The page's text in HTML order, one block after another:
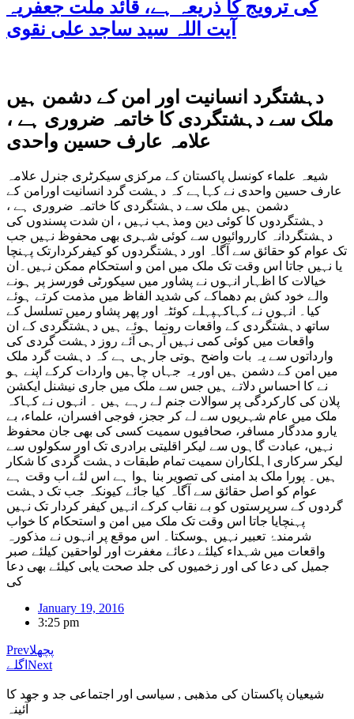
کی ترویج کا ذریعہ ہے، قائد ملت جعفریہ
آیت اللہ سید ساجد علی نقوی
دہشتگرد انسانیت اور امن کے دشمن ہیں
ملک سے دہشتگردی کا خاتمہ ضروری ہے ،
علامہ عارف حسین واحدی
شیعہ علماء کونسل پاکستان کے مرکزی سیکرٹری جنرل علامہ
عارف حسین واحدی نے کہاہے کہ دہشت گرد انسانیت اورامن کے
دشمن ہیں ملک سے دہشتگردی کا خاتمہ ضروری ہے ،
دہشتگردوں کا کوئی دین ومذہب نہیں ، ان شدت پسندوں کی
دہشتگردانہ کارروائیوں سے کوئی شہری بھی محفوظ نہیں جب
تک عوام کو حقائق سے آگاہ اور دہشتگردوں کو کیفرکردارتک پہنچا
یا نہیں جاتا اس وقت تک ملک میں امن و استحکام ممکن نہیں۔ان
خیالات کا اظہار انہوں نے پشاور میں سیکورٹی فورسز پر ہونے
والے خود کش بم دھماکے کی شدید الفاظ میں مذمت کرتے ہوئے
کیا۔ انہوں نے کہاکہپہلے کوئٹہ اور پھر پشاو رمیں تسلسل کے
ساتھ دہشتگردی کے واقعات رونما ہوئے ہیں دہشتگردی کے ان
واقعات میں کوئی کمی نہیں آرہی آئے روز دہشت گردی کی
وارداتوں سے یہ بات واضح ہوتی جارہی ہے کہ دہشت گرد ملک
میں امن کے دشمن ہیں اور یہ جہاں چاہیں واردات کرکے اپنے ہو
نے کا احساس دلاتے ہیں جس سے ملک میں جاری نیشنل ایکشن
پلان کی کارکردگی پر سوالات جنم لے رہے ہیں ۔ انہوں نے کہاکہ
ملک میں عام شہریوں سے لے کر ججز، فوجی افسران، علماء، بے
یارو مددگار مسافر، صحافیوں سمیت کسی کی بھی جان محفوظ
نہیں، عبادت گاہوں سے لیکر اقلیتی برادری تک اور سکولوں سے
لیکر سرکاری اہلکاران سمیت تمام طبقات دہشت گردی کا شکار
ہیں۔ پورا ملک بد امنی کی تصویر بنا ہوا ہے اس لئے اب وقت ہے
عوام کو اصل حقائق سے آگاہ کیا جائے کیونکہ جب تک دہشت
گردوں کے سرپرستوں کو بے نقاب کرکے انہیں کیفر کردار تک نہیں
پہنچایا جاتا اس وقت تک ملک میں امن و استحکام کا خواب
شرمندۂ تعبیر نہیں ہوسکتا۔ اس موقع پر انہوں نے مذکورہ
واقعات میں شہداء کیلئے دعائے مغفرت اور لواحقین کیلئے صبر
جمیل کی دعا کی اور زخمیوں کی جلد صحت یابی کیلئے بھی دعا
کی
January 19, 2016
3:25 pm
Prevپچھلا
اگلے Next
شیعیان پاکستان کی مذهبی , سیاسی اور اجتماعی جد و جهد کا
آئینہ